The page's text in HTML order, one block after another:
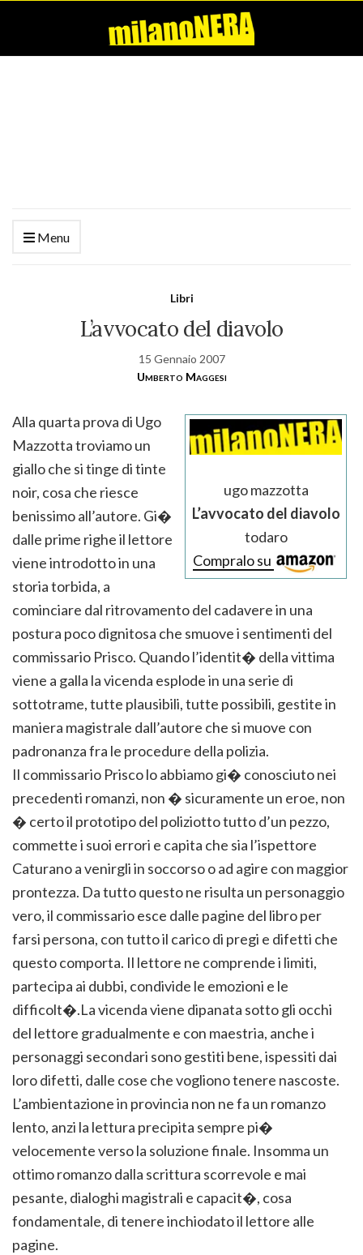
Menu
Libri
L’avvocato del diavolo
15 Gennaio 2007
Umberto Maggesi
ugo mazzotta
L’avvocato del diavolo
todaro
Compralo su
Alla quarta prova di Ugo
Mazzotta troviamo un
giallo che si tinge di tinte
noir, cosa che riesce
benissimo all’autore. Gi�
dalle prime righe il lettore
viene introdotto in una
storia torbida, a
cominciare dal ritrovamento del cadavere in una
postura poco dignitosa che smuove i sentimenti del
commissario Prisco. Quando l’identit� della vittima
viene a galla la vicenda esplode in una serie di
sottotrame, tutte plausibili, tutte possibili, gestite in
maniera magistrale dall’autore che si muove con
padronanza fra le procedure della polizia.
Il commissario Prisco lo abbiamo gi� conosciuto nei
precedenti romanzi, non � sicuramente un eroe, non
� certo il prototipo del poliziotto tutto d’un pezzo,
commette i suoi errori e capita che sia l’ispettore
Caturano a venirgli in soccorso o ad agire con maggior
prontezza. Da tutto questo ne risulta un personaggio
vero, il commissario esce dalle pagine del libro per
farsi persona, con tutto il carico di pregi e difetti che
questo comporta. Il lettore ne comprende i limiti,
partecipa ai dubbi, condivide le emozioni e le
difficolt�.La vicenda viene dipanata sotto gli occhi
del lettore gradualmente e con maestria, anche i
personaggi secondari sono gestiti bene, ispessiti dai
loro difetti, dalle cose che vogliono tenere nascoste.
L’ambientazione in provincia non ne fa un romanzo
lento, anzi la lettura precipita sempre pi�
velocemente verso la soluzione finale. Insomma un
ottimo romanzo dalla scrittura scorrevole e mai
pesante, dialoghi magistrali e capacit�, cosa
fondamentale, di tenere inchiodato il lettore alle
pagine.